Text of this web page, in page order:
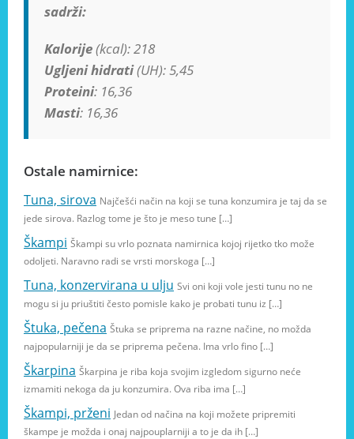
sadrži:
Kalorije(kcal): 218
Ugljeni hidrati(UH): 5,45
Proteini: 16,36
Masti: 16,36
Ostale namirnice:
Tuna, sirova Najčešći način na koji se tuna konzumira je taj da se
jede sirova. Razlog tome je što je meso tune […]
Škampi Škampi su vrlo poznata namirnica kojoj rijetko tko može
odoljeti. Naravno radi se vrsti morskoga […]
Tuna, konzervirana u ulju Svi oni koji vole jesti tunu no ne
mogu si ju priuštiti često pomisle kako je probati tunu iz […]
Štuka, pečena Štuka se priprema na razne načine, no možda
najpopularniji je da se priprema pečena. Ima vrlo fino […]
Škarpina Škarpina je riba koja svojim izgledom sigurno neće
izmamiti nekoga da ju konzumira. Ova riba ima […]
Škampi, prženi Jedan od načina na koji možete pripremiti
škampe je možda i onaj najpouplarniji a to je da ih […]